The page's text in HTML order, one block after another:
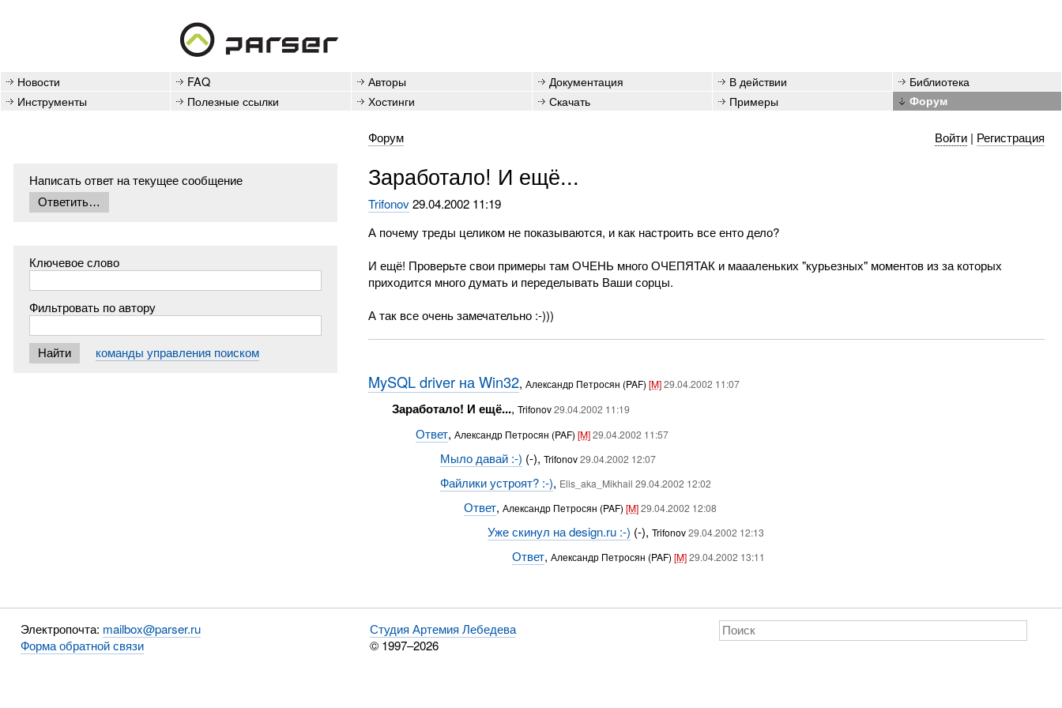
Новости FAQ Авторы Документация В действии
Библиотека
Инструменты
Полезные ссылки Хостинги Скачать Примеры Форум
Форум Войти| Регистрация
Написать ответ на текущее сообщение
Ключевое слово
Фильтровать по автору
команды управления поиском
Заработало! И ещё...
Trifonov 29.04.2002 11:19
А почему треды целиком не показываются, и как настроить все енто дело?
И ещё! Проверьте свои примеры там ОЧЕНЬ много ОЧЕПЯТАК и маааленьких "курьезных" моментов из за которых
приходится много думать и переделывать Ваши сорцы.
А так все очень замечательно :-)))
MySQL driver на Win32, Александр Петросян (PAF) [M] 29.04.2002 11:07
Заработало! И ещё..., Trifonov29.04.2002 11:19
Ответ,Александр Петросян (PAF)[M]29.04.2002 11:57
Мыло давай :-) (-), Trifonov29.04.2002 12:07
Файлики устроят? :-), Elis_aka_Mikhail 29.04.2002 12:02
Ответ,Александр Петросян (PAF)[M]29.04.2002 12:08
Уже скинул на design.ru :-) (-),Trifonov29.04.2002 12:13
Ответ, Александр Петросян (PAF) [M]29.04.2002 13:11
Электропочта: mailbox@parser.ru
Форма обратной связи
Студия Артемия Лебедева
© 1997–2026